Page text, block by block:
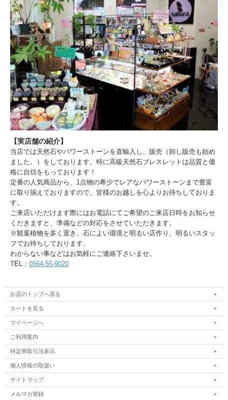
【実店舗の紹介】
当店では天然石やパワーストーンを直輸入し、販売（卸し販売も始め
ました。）をしております。特に高級天然石ブレスレットは品質と価
格に自信をもっております！
定番の人気商品から、1点物の希少でレアなパワーストーンまで豊富
に取り揃えておりますので、皆様のお越しを心よりお待ちしておりま
す。
ご来店いただけます際にはお電話にてご希望のご来店日時をお知らせ
くだきますと、準備などの対応をさせていただきます。
※観葉植物を多く置き、石によい環境と明るい店作り、明るいスタッ
フでお待ちしております。
わからない事などはお気軽にご連絡下さいませ。
TEL： 0564-55-9020
お店のトップへ戻る
カートを見る
マイページへ
ご利用案内
特定商取引法表示
個人情報の取扱い
サイトマップ
メルマガ登録